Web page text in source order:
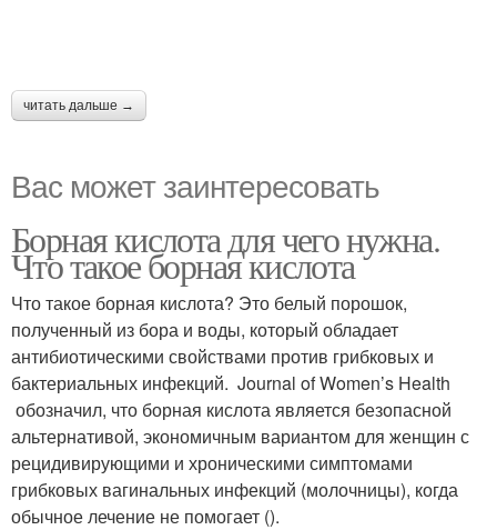
читать дальше →
Вас может заинтересовать
Борная кислота для чего нужна.
Что такое борная кислота
Что такое борная кислота? Это белый порошок,
полученный из бора и воды, который обладает
антибиотическими свойствами против грибковых и
бактериальных инфекций. Journal of Women’s Health
обозначил, что борная кислота является безопасной
альтернативой, экономичным вариантом для женщин с
рецидивирующими и хроническими симптомами
грибковых вагинальных инфекций (молочницы), когда
обычное лечение не помогает ().